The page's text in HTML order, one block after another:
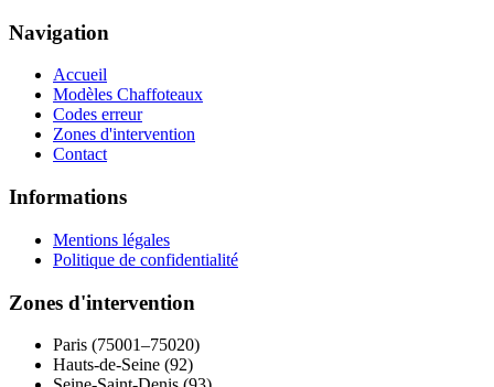
Navigation
Accueil
Modèles Chaffoteaux
Codes erreur
Zones d'intervention
Contact
Informations
Mentions légales
Politique de confidentialité
Zones d'intervention
Paris (75001–75020)
Hauts-de-Seine (92)